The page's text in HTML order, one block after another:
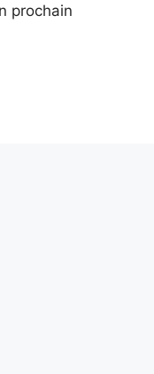
prochain